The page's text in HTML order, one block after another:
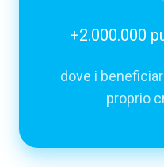
+2.000.000
dove i
proprio